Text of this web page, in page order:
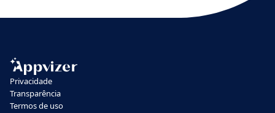
Privacidade
Transparência
Termos de uso